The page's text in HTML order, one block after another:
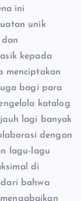
ini
unik
kepada
menciptakan
bagi para
katalog
lagi banyak
dengan
lagu-lagu
di
bahwa